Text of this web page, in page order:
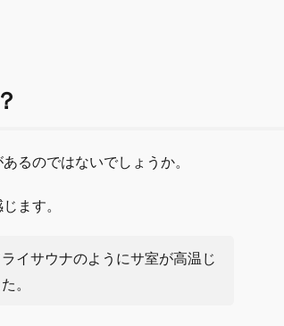
るのではないでしょうか。
ます。
イサウナのようにサ室が高温じ
。